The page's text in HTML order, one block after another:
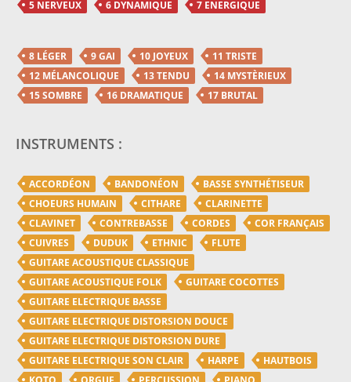
5 NERVEUX 6 DYNAMIQUE 7 ENERGIQUE
8 LÉGER 9 GAI 10 JOYEUX
11 TRISTE
12 MÉLANCOLIQUE
13 TENDU
14 MYSTÈRIEUX
15 SOMBRE
16 DRAMATIQUE 17 BRUTAL
INSTRUMENTS :
ACCORDÉON BANDONÉON
BASSE SYNTHÉTISEUR
CHOEURS HUMAIN
CITHARE
CLARINETTE
CLAVINET
CONTREBASSE CORDES
COR FRANÇAIS
CUIVRES
DUDUK ETHNIC
FLUTE
GUITARE ACOUSTIQUE CLASSIQUE
GUITARE ACOUSTIQUE FOLK
GUITARE COCOTTES
GUITARE ELECTRIQUE BASSE
GUITARE ELECTRIQUE DISTORSION DOUCE
GUITARE ELECTRIQUE DISTORSION DURE
GUITARE ELECTRIQUE SON CLAIR
HARPE
HAUTBOIS